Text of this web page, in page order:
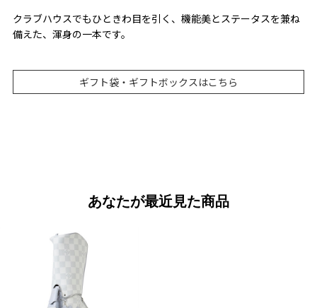
クラブハウスでもひときわ目を引く、機能美とステータスを兼ね
備えた、渾身の一本です。
ギフト袋・ギフトボックスはこちら
あなたが最近見た商品